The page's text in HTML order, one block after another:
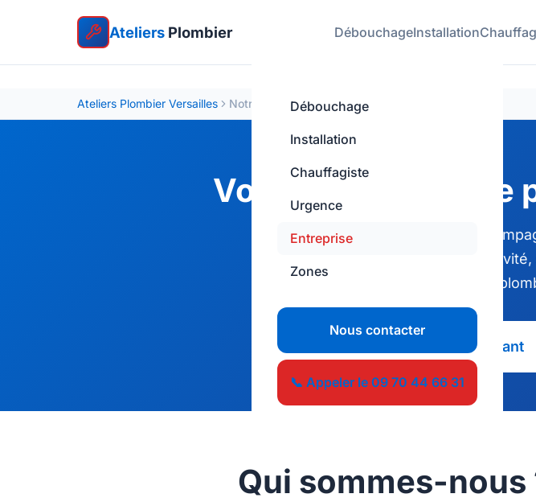
Ateliers Plombier DébouchageInstallation
Débouchage
Installation
Chauffagiste
Urgence
Entreprise
Zones
Nous contacter
📞 Appeler le 09 70 44 66 31
Ateliers Plombier Versailles Notre entreprise
Votre entreprise de
Ateliers Plombier Versailles
.
intervention de
Appeler maintenant
Qui sommes-nous